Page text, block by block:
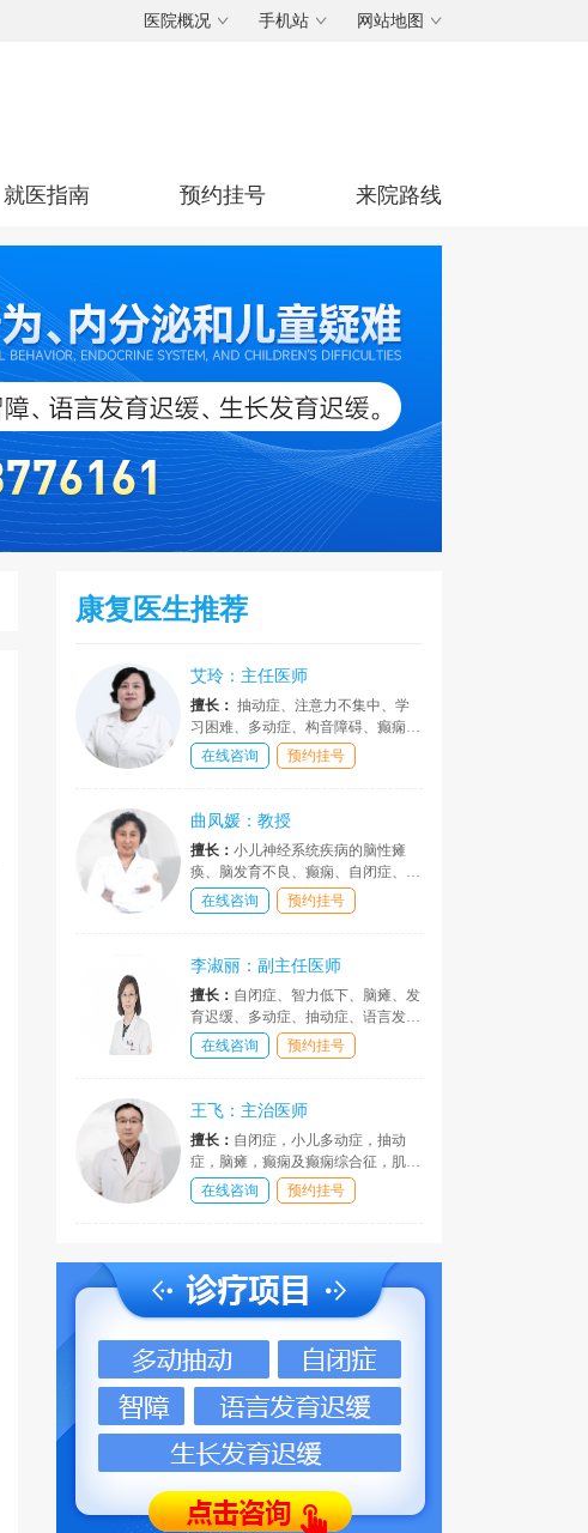
医院概况 手机站 网站地图
就医指南 预约挂号 来院路线
康复医生推荐
艾玲：主任医师
擅长： 抽动症、注意力不集中、学
习困难、多动症、构音障碍、癫痫、
矮小症、儿童心理疾病等诊疗具有丰
富的临床经验。
在线咨询 预约挂号
曲凤媛：教授
擅长： 小儿神经系统疾病的脑性瘫
痪、脑发育不良、癫痫、自闭症、语
言障碍、语言发育迟缓、口吃等儿童
疑难病的诊断和治疗，以及神经遗传
治疗，手术后患者康复治疗。
在线咨询 预约挂号
李淑丽：副主任医师
擅长： 自闭症、智力低下、脑瘫、发
育迟缓、多动症、抽动症、语言发育
迟缓、癫痫、口吃、构音障碍、遗尿
症、矮小症、性早熟、肥胖症等儿童
疑难疾病的的临床科研、指导、干预
在线咨询 预约挂号
王飞：主治医师
擅长： 自闭症，小儿多动症，抽动
症，脑瘫，癫痫及癫痫综合征，肌无
力，精神发育迟滞，语言发育障碍，
网恋及学习困难，情绪和行为障碍，
在线咨询 预约挂号